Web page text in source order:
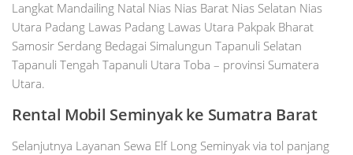
Langkat Mandailing Natal Nias Nias Barat Nias Selatan Nias
Utara Padang Lawas Padang Lawas Utara Pakpak Bharat
Samosir Serdang Bedagai Simalungun Tapanuli Selatan
Tapanuli Tengah Tapanuli Utara Toba – provinsi Sumatera
Utara.
Rental Mobil Seminyakke Sumatra Barat
Selanjutnya Layanan Sewa Elf Long Seminyak via tol panjang